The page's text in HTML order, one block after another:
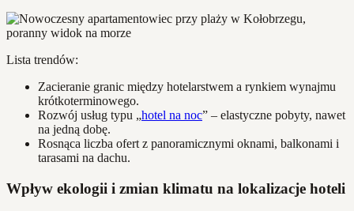
Lista trendów:
Zacieranie granic między hotelarstwem a rynkiem wynajmu
krótkoterminowego.
Rozwój usług typu „hotel na noc” – elastyczne pobyty, nawet
na jedną dobę.
Rosnąca liczba ofert z panoramicznymi oknami, balkonami i
tarasami na dachu.
Wpływ ekologii i zmian klimatu na lokalizacje hoteli